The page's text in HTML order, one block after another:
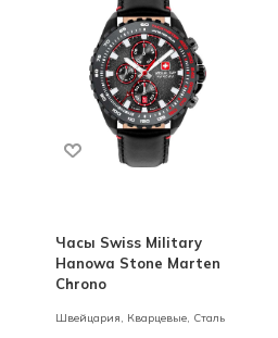
Часы Swiss Military
Hanowa Stone Marten
Chrono
Швейцария, Кварцевые, Сталь